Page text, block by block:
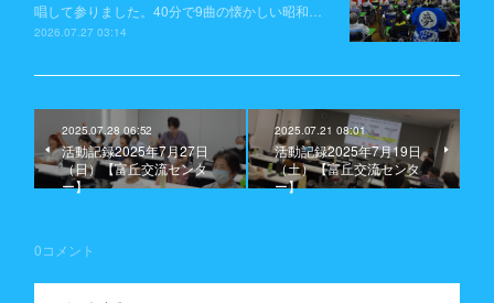
唱して参りました。40分で9曲の懐かしい昭和…
2026.07.27 03:14
2025.07.28 06:52
活動記録2025年7月27日
（日）【富丘交流センタ
ー】
2025.07.21 08:01
活動記録2025年7月19日
（土）【富丘交流センタ
ー】
0コメント